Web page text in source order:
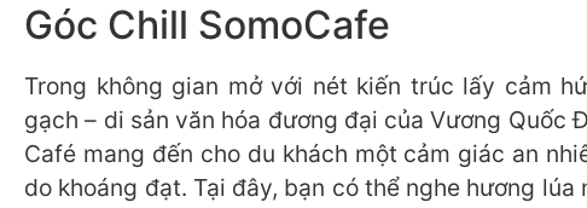
Góc Chill SomoCafe
Trong không gian mở với nét kiến trúc lấy cảm
gạch – di sản văn hóa đương đại của Vương Quốc
Café mang đến cho du khách một cảm giác an
do khoáng đạt. Tại đây, bạn có thể nghe hương lúa